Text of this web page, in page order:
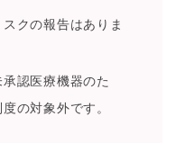
クの報告はありま
認医療機器のた
の対象外です。